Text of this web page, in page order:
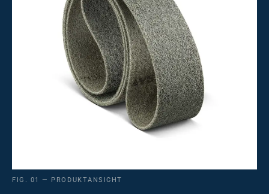
FIG. 01 — PRODUKTANSICHT